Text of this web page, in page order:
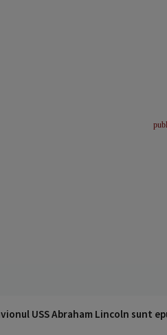
USS Abraham Lincoln sunt